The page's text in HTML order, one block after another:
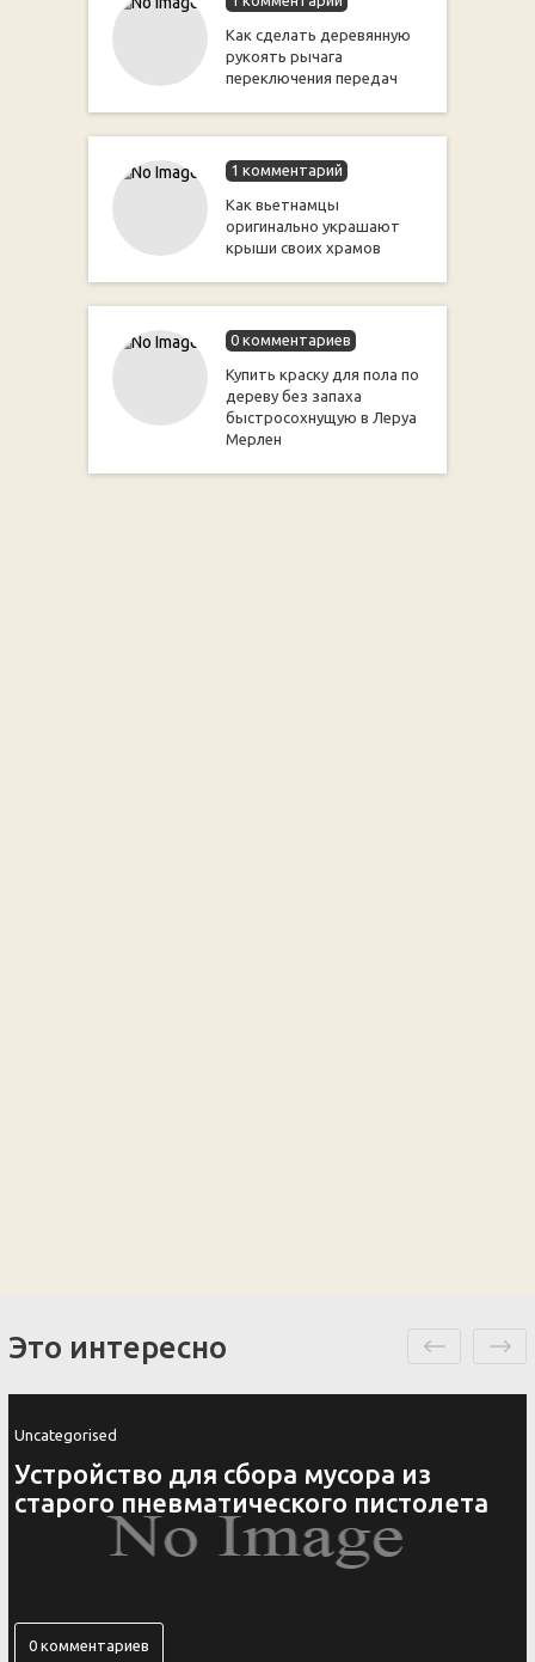
Как сделать деревянную
рукоять рычага
переключения передач
1 комментарий
Как вьетнамцы
оригинально украшают
крыши своих храмов
0 комментариев
Купить краску для пола по
дереву без запаха
быстросохнущую в Леруа
Мерлен
Это интересно
из
Ключница своими
оригинальных идеи